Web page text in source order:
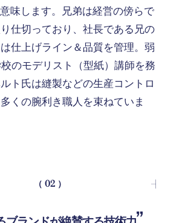
味します。兄弟は経営の傍らで
仕切っており、社長である兄の
仕上げライン＆品質を管理。弱
のモデリスト（型紙）講師を務
ト氏は縫製などの生産コントロ
くの腕利き職人を束ねていま
（ 02 ）